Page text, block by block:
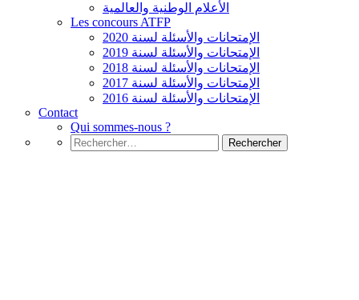
الأعلام الوطنية والعالمية
Les concours ATFP
الإمتحانات والأسئلة لسنة 2020
الإمتحانات والأسئلة لسنة 2019
الإمتحانات والأسئلة لسنة 2018
الإمتحانات والأسئلة لسنة 2017
الإمتحانات والأسئلة لسنة 2016
Contact
Qui sommes-nous ?
Rechercher :